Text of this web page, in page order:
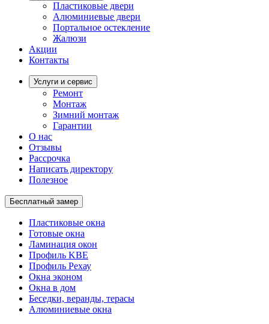
Пластиковые двери
Алюминиевые двери
Портальное остекление
Жалюзи
Акции
Контакты
Услуги и сервис
Ремонт
Монтаж
Зимний монтаж
Гарантии
О нас
Отзывы
Рассрочка
Написать директору
Полезное
Бесплатный замер
Пластиковые окна
Готовые окна
Ламинация окон
Профиль KBE
Профиль Рехау
Окна эконом
Окна в дом
Беседки, веранды, терасы
Алюминиевые окна